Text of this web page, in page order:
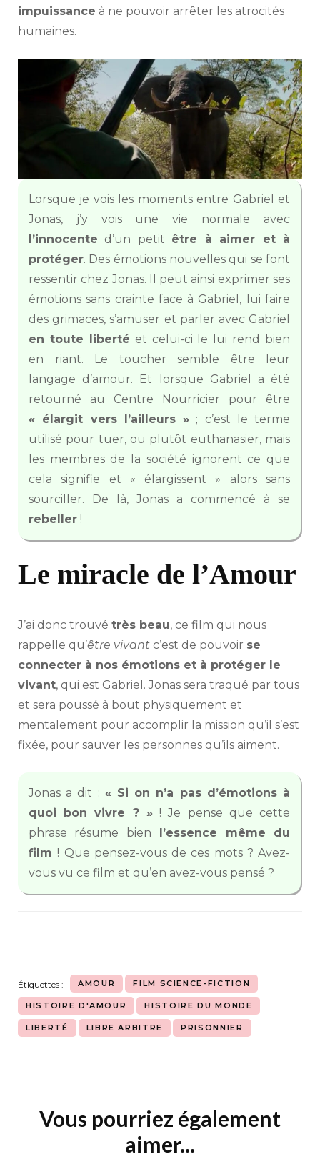
impuissance à ne pouvoir arrêter les atrocités
humaines.
Lorsque je vois les moments entre Gabriel et
Jonas, j’y vois une vie normale avec
l’innocente d’un petit être à aimer et à
protéger. Des émotions nouvelles qui se font
ressentir chez Jonas. Il peut ainsi exprimer ses
émotions sans crainte face à Gabriel, lui faire
des grimaces, s’amuser et parler avec Gabriel
en toute liberté et celui-ci le lui rend bien
en riant. Le toucher semble être leur
langage d’amour. Et lorsque Gabriel a été
retourné au Centre Nourricier pour être
« élargit vers l’ailleurs » ; c’est le terme
utilisé pour tuer, ou plutôt euthanasier, mais
les membres de la société ignorent ce que
cela signifie et « élargissent » alors sans
sourciller. De là, Jonas a commencé à se
rebeller !
Le miracle de l’Amour
J’ai donc trouvé très beau, ce film qui nous
rappelle qu’être vivant c’est de pouvoir se
connecter à nos émotions et à protéger le
vivant, qui est Gabriel. Jonas sera traqué par tous
et sera poussé à bout physiquement et
mentalement pour accomplir la mission qu’il s’est
fixée, pour sauver les personnes qu’ils aiment.
Jonas a dit : « Si on n’a pas d’émotions à
quoi bon vivre ? »! Je pense que cette
phrase résume bien l’essence même du
film! Que pensez-vous de ces mots ? Avez-
vous vu ce film et qu’en avez-vous pensé ?
Étiquettes : AMOUR FILM SCIENCE-FICTION
HISTOIRE D'AMOUR HISTOIRE DU MONDE
LIBERTÉ LIBRE ARBITRE PRISONNIER
Navigation
Vous pourriez également
aimer...